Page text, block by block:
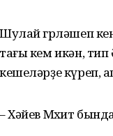
Шулай гөрләшеп
тағы кем икән,
кешеләрҙе күреп,
– Хәйев Мөхит